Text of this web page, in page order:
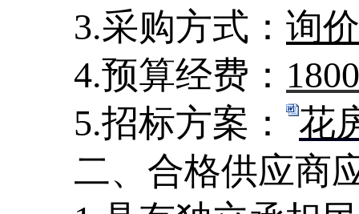
3.采购方式： 询价
4.预算经费：
5.招标方案：
花
二、合格供应商